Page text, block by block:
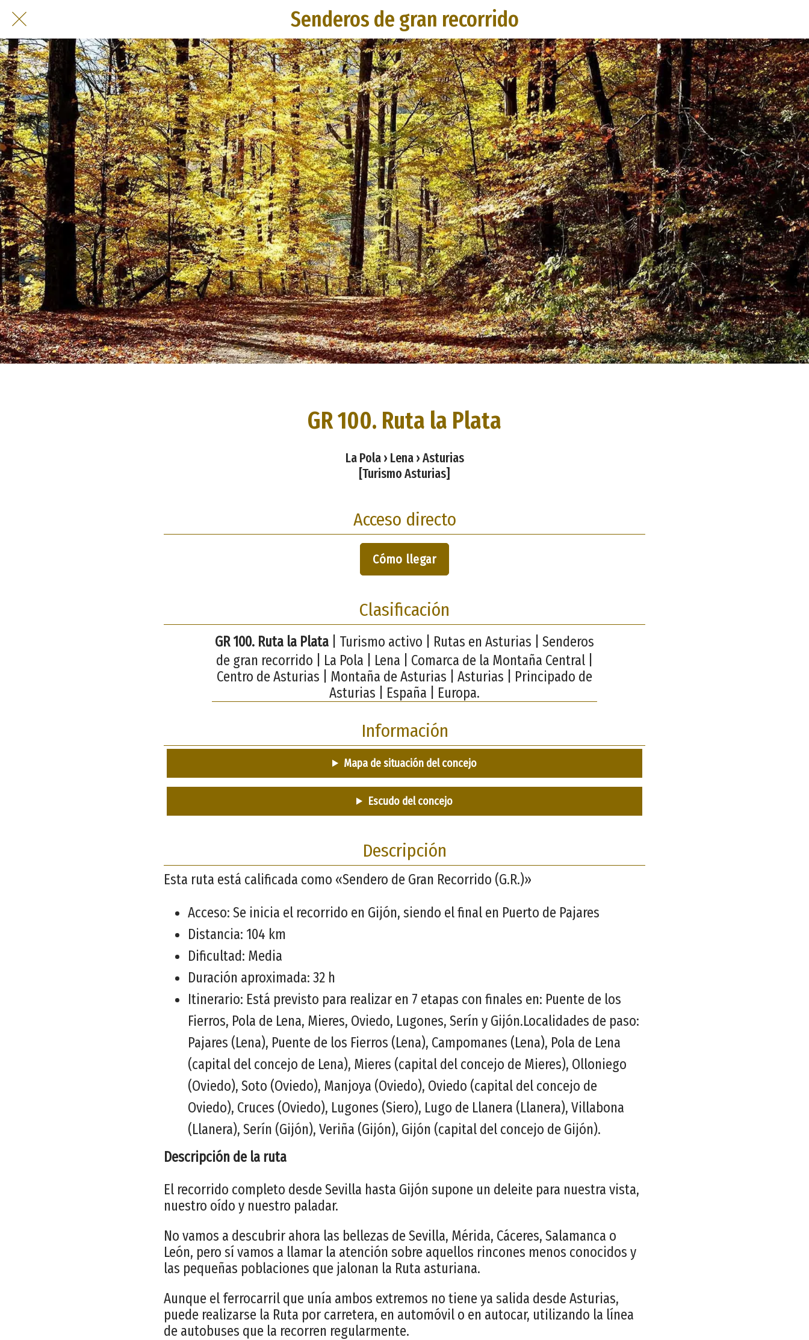
Senderos de gran recorrido
GR 100. Ruta la Plata
La Pola › Lena › Asturias
[Turismo Asturias]
Acceso directo
Cómo llegar
Clasificación
GR 100. Ruta la Plata | Turismo activo | Rutas en Asturias | Senderos
de gran recorrido | La Pola | Lena | Comarca de la Montaña Central |
Centro de Asturias | Montaña de Asturias | Asturias | Principado de
Asturias | España | Europa.
Información
Mapa de situación del concejo
Escudo del concejo
Descripción
Esta ruta está calificada como «Sendero de Gran Recorrido (G.R.)»
Acceso: Se inicia el recorrido en Gijón, siendo el final en Puerto de Pajares
Distancia: 104 km
Dificultad: Media
Duración aproximada: 32 h
Itinerario: Está previsto para realizar en 7 etapas con finales en: Puente de los
Fierros, Pola de Lena, Mieres, Oviedo, Lugones, Serín y Gijón.Localidades de paso:
Pajares (Lena), Puente de los Fierros (Lena), Campomanes (Lena), Pola de Lena
(capital del concejo de Lena), Mieres (capital del concejo de Mieres), Olloniego
(Oviedo), Soto (Oviedo), Manjoya (Oviedo), Oviedo (capital del concejo de
Oviedo), Cruces (Oviedo), Lugones (Siero), Lugo de Llanera (Llanera), Villabona
(Llanera), Serín (Gijón), Veriña (Gijón), Gijón (capital del concejo de Gijón).
Descripción de la ruta
El recorrido completo desde Sevilla hasta Gijón supone un deleite para nuestra vista,
nuestro oído y nuestro paladar.
No vamos a descubrir ahora las bellezas de Sevilla, Mérida, Cáceres, Salamanca o
León, pero sí vamos a llamar la atención sobre aquellos rincones menos conocidos y
las pequeñas poblaciones que jalonan la Ruta asturiana.
Aunque el ferrocarril que unía ambos extremos no tiene ya salida desde Asturias,
puede realizarse la Ruta por carretera, en automóvil o en autocar, utilizando la línea
de autobuses que la recorren regularmente.